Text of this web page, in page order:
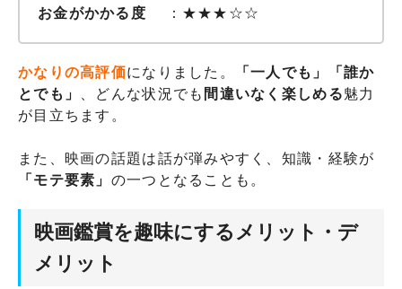
お金がかかる度 ：★★★☆☆
かなりの高評価になりました。
「一人でも」「誰か
とでも」
、どんな状況でも 間違いなく楽しめる魅力
が目立ちます。
また、映画の話題は話が弾みやすく、知識・経験が
「モテ要素」 の一つとなることも。
映画鑑賞を趣味にするメリット・デ
メリット